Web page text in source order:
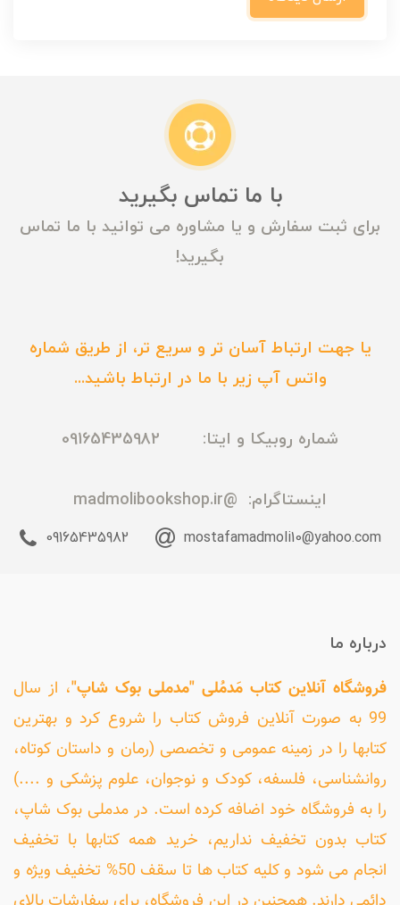
با ما تماس بگیرید
برای ثبت سفارش و یا مشاوره می توانید با ما تماس
بگیرید!
یا جهت ارتباط آسان تر و سریع تر، از طریق شماره
واتس آپ زیر با ما در ارتباط باشید...
شماره روبیکا و ایتا: 09165435982
اینستاگرام: @madmolibookshop.ir
mostafamadmoli10@yahoo.com
09165435982
درباره ما
فروشگاه آنلاین کتاب مَدمُلی "مدملی بوک شاپ"، از سال
99 به صورت آنلاین فروش کتاب را شروع کرد و بهترین
کتابها را در زمینه عمومی و تخصصی (رمان و داستان کوتاه،
روانشناسی، فلسفه، کودک و نوجوان، علوم پزشکی و ....)
را به فروشگاه خود اضافه کرده است. در مدملی بوک شاپ،
کتاب بدون تخفیف نداریم، خرید همه کتابها با تخفیف
انجام می شود و کلیه کتاب ها تا سقف 50% تخفیف ویژه و